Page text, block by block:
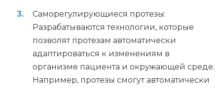
Саморегулирующиеся протезы:
Разрабатываются технологии, которые
позволят протезам автоматически
адаптироваться к изменениям в
организме пациента и окружающей среде.
Например, протезы смогут автоматически